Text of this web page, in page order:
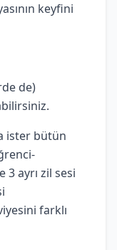
keyfini
de)
ister bütün
3 ayrı zil sesi
farklı